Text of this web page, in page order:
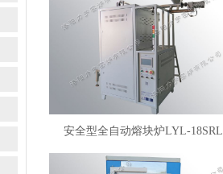
安全型全自动熔块炉LYL-18SRL